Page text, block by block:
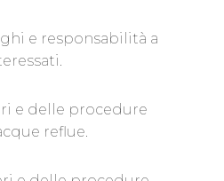
e responsabilità a
e delle procedure
reflue.